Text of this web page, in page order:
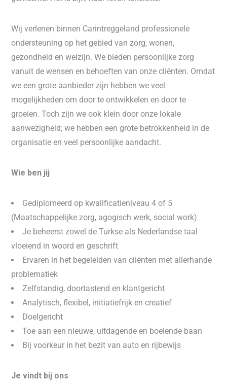
Wij verlenen binnen Carintreggeland professionele
ondersteuning op het gebied van zorg, wonen,
gezondheid en welzijn. We bieden persoonlijke zorg
vanuit de wensen en behoeften van onze cliënten. Omdat
we een grote aanbieder zijn hebben we veel
mogelijkheden om door te ontwikkelen en door te
groeien. Toch zijn we ook klein door onze lokale
aanwezigheid; we hebben een grote betrokkenheid in de
organisatie en veel persoonlijke aandacht.
Wie ben jij
Gediplomeerd op kwalificatieniveau 4 of 5
(Maatschappelijke zorg, agogisch werk, social work)
Je beheerst zowel de Turkse als Nederlandse taal
vloeiend in woord en geschrift
Ervaren in het begeleiden van cliënten met allerhande
problematiek
Zelfstandig, doortastend en klantgericht
Analytisch, flexibel, initiatiefrijk en creatief
Doelgericht
Toe aan een nieuwe, uitdagende en boeiende baan
Bij voorkeur in het bezit van auto en rijbewijs
Je vindt bij ons